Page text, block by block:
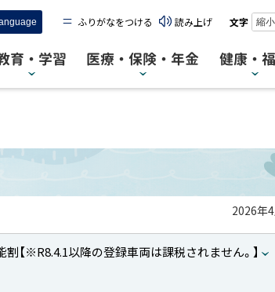
ふりがなをつける 読み上げ 文字 縮小
育・学習 医療・保険・年金 健康・
2026年
【※R8.4.1以降の登録車両は課税されません。】